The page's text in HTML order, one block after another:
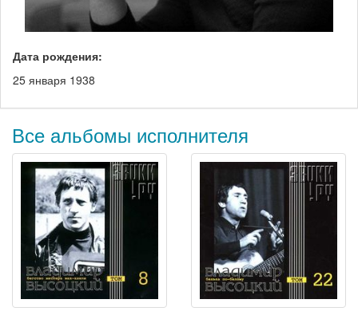
Дата рождения:
25 января 1938
Все альбомы исполнителя